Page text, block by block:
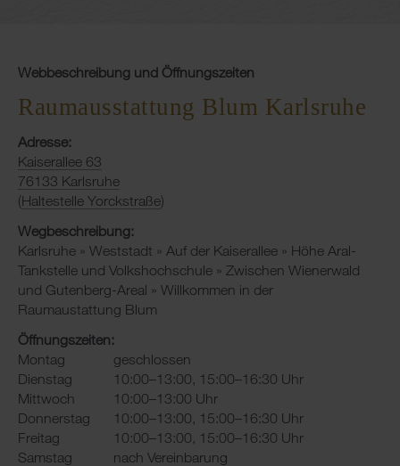
Webbeschreibung und Öffnungszeiten
Raumausstattung Blum Karlsruhe
Adresse:
Kaiserallee 63
76133 Karlsruhe
(Haltestelle Yorckstraße)
Wegbeschreibung:
Karlsruhe » Weststadt » Auf der Kaiserallee » Höhe Aral-
Tankstelle und Volkshochschule » Zwischen Wienerwald
und Gutenberg-Areal » Willkommen in der
Raumaustattung Blum
Öffnungszeiten:
Montag
geschlossen
Dienstag
10:00–13:00, 15:00–16:30 Uhr
Mittwoch
10:00–13:00 Uhr
Donnerstag
10:00–13:00, 15:00–16:30 Uhr
Freitag
10:00–13:00, 15:00–16:30 Uhr
Samstag
nach Vereinbarung